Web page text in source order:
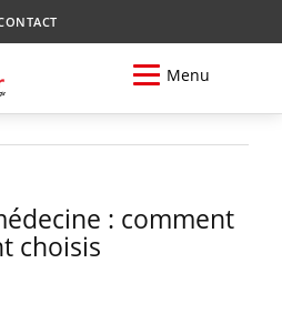
Menu
: comment
choisis